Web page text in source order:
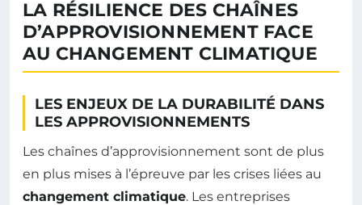
LA RÉSILIENCE DES CHAÎNES
D’APPROVISIONNEMENT FACE
AU CHANGEMENT CLIMATIQUE
LES ENJEUX DE LA DURABILITÉ DANS
LES APPROVISIONNEMENTS
Les chaînes d’approvisionnement sont de plus
en plus mises à l’épreuve par les crises liées au
changement climatique. Les entreprises